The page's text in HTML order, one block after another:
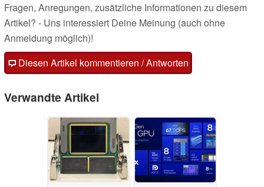
Fragen, Anregungen, zusätzliche Informationen zu diesem
Artikel? - Uns interessiert Deine Meinung (auch ohne
Anmeldung möglich)!
Diesen Artikel kommentieren / Antworten
Verwandte Artikel